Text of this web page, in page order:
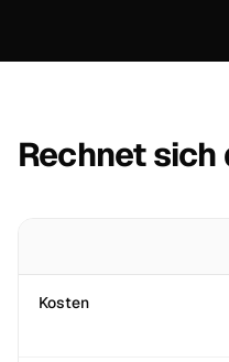
Rechnet sich
Kosten